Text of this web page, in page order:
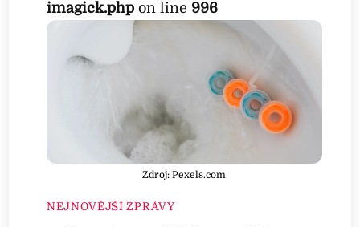
imagick.php on line 996
Zdroj: Pexels.com
NEJNOVĚJŠÍ ZPRÁVY